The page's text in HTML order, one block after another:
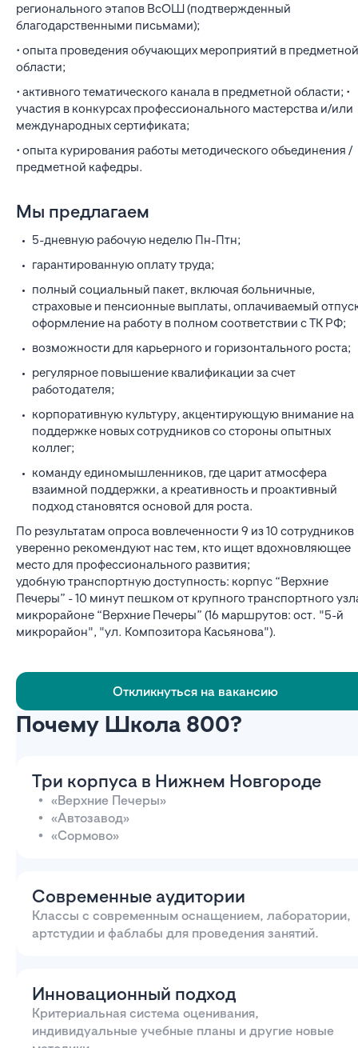
регионального этапов ВсОШ (подтвержденный
благодарственными письмами);
• опыта проведения обучающих мероприятий в предметной
области;
• активного тематического канала в предметной области; •
участия в конкурсах профессионального мастерства и/или
международных сертификата;
• опыта курирования работы методического объединения /
предметной кафедры.
Мы предлагаем
5-дневную рабочую неделю Пн-Птн;
гарантированную оплату труда;
полный социальный пакет, включая больничные,
страховые и пенсионные выплаты, оплачиваемый
оформление на работу в полном соответствии с ТК РФ;
возможности для карьерного и горизонтального роста;
регулярное повышение квалификации за счет
работодателя;
корпоративную культуру, акцентирующую внимание на
поддержке новых сотрудников со стороны опытных
коллег;
команду единомышленников, где царит атмосфера
взаимной поддержки, а креативность и проактивный
подход становятся основой для роста.
По результатам опроса вовлеченности 9 из 10 сотрудников
уверенно рекомендуют нас тем, кто ищет вдохновляющее
место для профессионального развития;
удобную транспортную доступность: корпус “Верхние
Печеры” - 10 минут пешком от крупного транспортного
микрорайоне “Верхние Печеры” (16 маршрутов: ост. "5-й
микрорайон", "ул. Композитора Касьянова").
Откликнуться на вакансию
Почему Школа 800?
Три корпуса в Нижнем Новгороде
«Верхние Печеры»
«Автозавод»
«Сормово»
Современные аудитории
Классы с современным оснащением, лаборатории,
артстудии и фаблабы для проведения занятий.
Инновационный подход
Критериальная система оценивания,
индивидуальные учебные планы и другие новые